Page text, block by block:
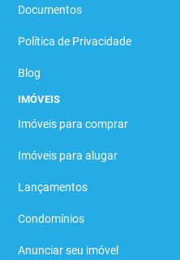
Documentos
Política de Privacidade
Blog
IMÓVEIS
Imóveis para comprar
Imóveis para alugar
Lançamentos
Condomínios
Anunciar seu imóvel